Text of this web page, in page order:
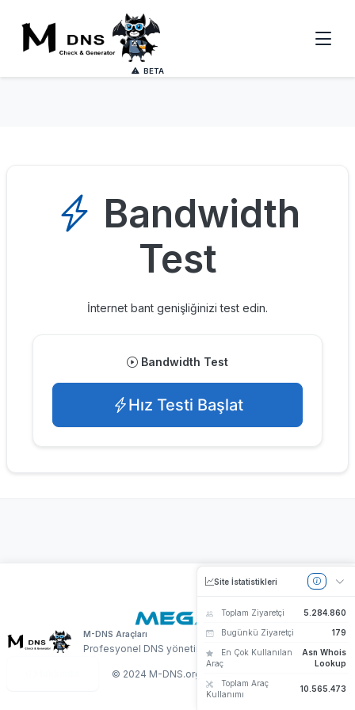
BETA
Bandwidth
Test
İnternet bant genişliğinizi test edin.
Bandwidth Test
Hız Testi Başlat
Site İstatistikleri
Toplam Ziyaretçi 5.284.860
Bugünkü Ziyaretçi 179
En Çok Kullanılan
Araç
Asn Whois
Lookup
Toplam Araç
Kullanımı
10.565.473
M-DNS Araçları
Profesyonel DNS yönetim araçları
© 2024 M-DNS.org